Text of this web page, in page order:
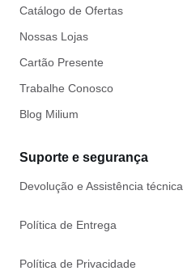
Catálogo de Ofertas
Nossas Lojas
Cartão Presente
Trabalhe Conosco
Blog Milium
Suporte e segurança
Devolução e Assistência técnica
Política de Entrega
Política de Privacidade